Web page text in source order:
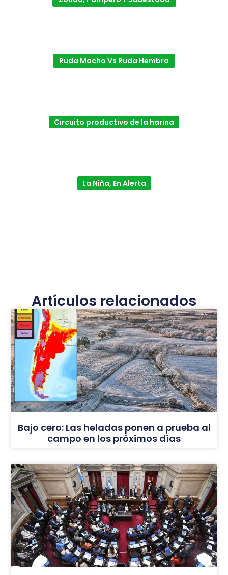
Ruda Macho Vs Ruda Hembra
Circuito productivo de la harina
La Niña, En Alerta
Artículos relacionados
Bajo cero: Las heladas ponen a prueba al
campo en los próximos días